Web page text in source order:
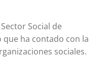
Social de
que ha contado con la
sociales.